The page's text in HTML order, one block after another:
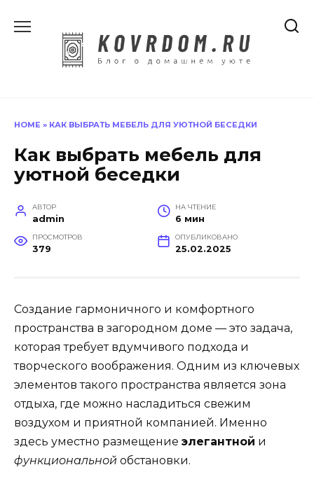
содержанию
HOME » КАК ВЫБРАТЬ МЕБЕЛЬ ДЛЯ УЮТНОЙ БЕСЕДКИ
Как выбрать мебель для
уютной беседки
АВТОР
admin
НА ЧТЕНИЕ
6 мин
ПРОСМОТРОВ
379
ОПУБЛИКОВАНО
25.02.2025
Создание гармоничного и комфортного
пространства в загородном доме — это задача,
которая требует вдумчивого подхода и
творческого воображения. Одним из ключевых
элементов такого пространства является зона
отдыха, где можно насладиться свежим
воздухом и приятной компанией. Именно
здесь уместно размещение элегантной и
функциональной обстановки.